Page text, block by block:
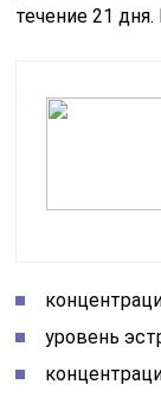
течение 21
уровень